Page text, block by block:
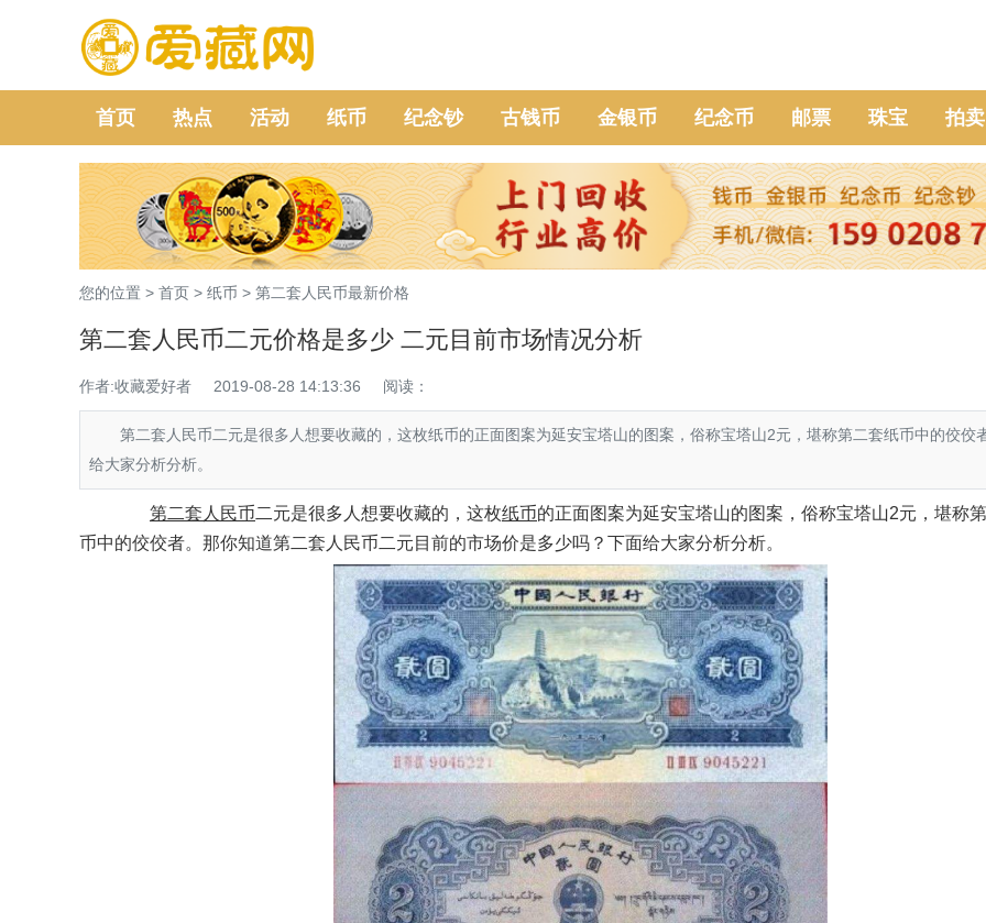
首页 热点 活动 纸币 纪念钞 古钱币 金银币 纪念币 邮票 珠宝 拍卖
您的位置 > 首页 > 纸币 > 第二套人民币最新价格
第二套人民币二元价格是多少 二元目前市场情况分析
作者:收藏爱好者 2019-08-28 14:13:36 阅读：
第二套人民币二元是很多人想要收藏的，这枚纸币的正面图案为延安宝塔山的图案，俗称宝塔山2元，堪称第二套纸币中的佼佼
给大家分析分析。
第二套人民币二元是很多人想要收藏的，这枚纸币的正面图案为延安宝塔山的图案，俗称宝塔山2元，堪称
币中的佼佼者。那你知道第二套人民币二元目前的市场价是多少吗？下面给大家分析分析。